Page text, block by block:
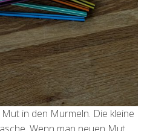
in den Murmeln. Die kleine